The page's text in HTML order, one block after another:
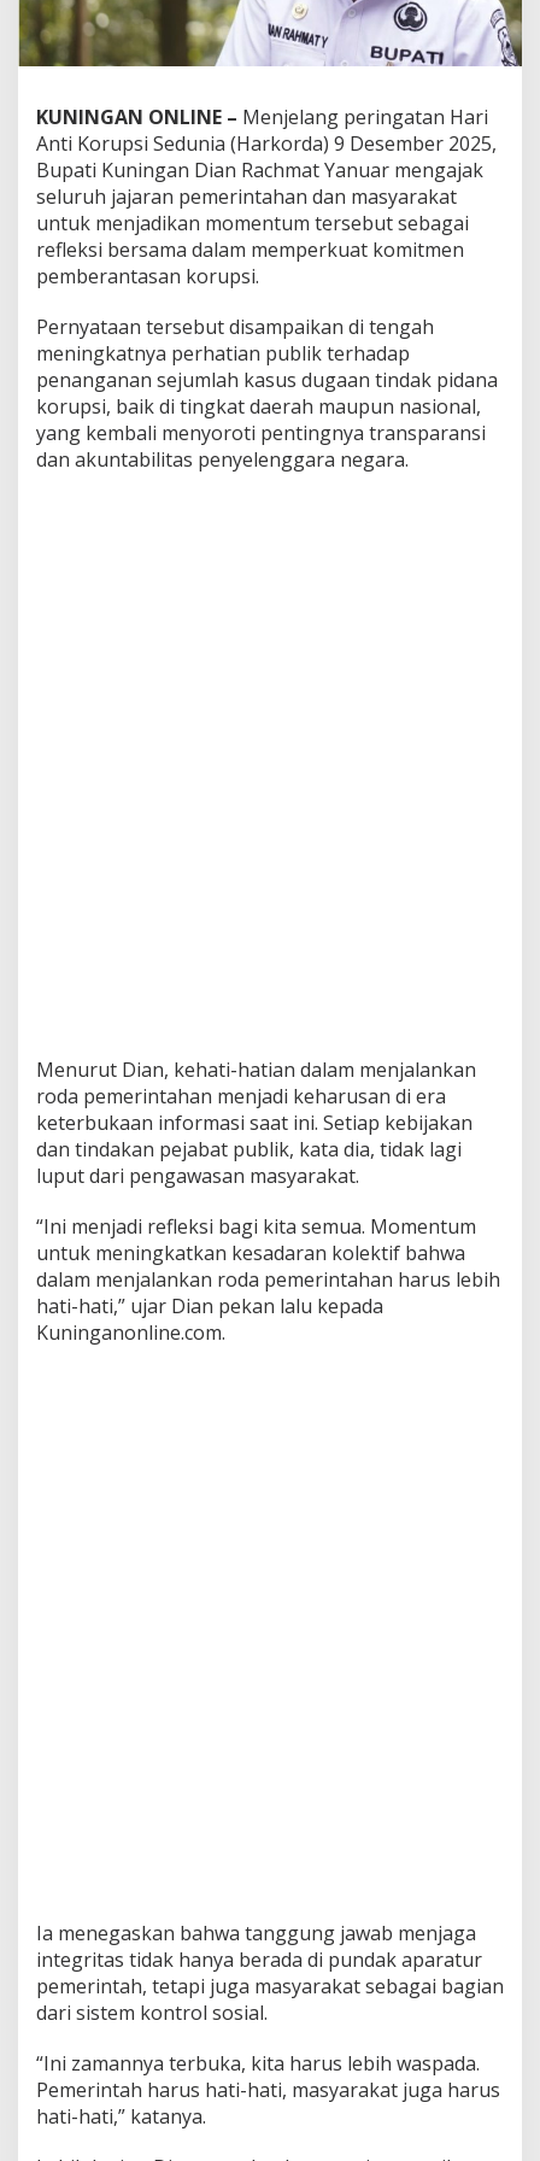
KUNINGAN ONLINE – Menjelang peringatan Hari
Anti Korupsi Sedunia (Harkorda) 9 Desember 2025,
Bupati Kuningan Dian Rachmat Yanuar mengajak
seluruh jajaran pemerintahan dan masyarakat
untuk menjadikan momentum tersebut sebagai
refleksi bersama dalam memperkuat komitmen
pemberantasan korupsi.
Pernyataan tersebut disampaikan di tengah
meningkatnya perhatian publik terhadap
penanganan sejumlah kasus dugaan tindak pidana
korupsi, baik di tingkat daerah maupun nasional,
yang kembali menyoroti pentingnya transparansi
dan akuntabilitas penyelenggara negara.
Menurut Dian, kehati-hatian dalam menjalankan
roda pemerintahan menjadi keharusan di era
keterbukaan informasi saat ini. Setiap kebijakan
dan tindakan pejabat publik, kata dia, tidak lagi
luput dari pengawasan masyarakat.
“Ini menjadi refleksi bagi kita semua. Momentum
untuk meningkatkan kesadaran kolektif bahwa
dalam menjalankan roda pemerintahan harus lebih
hati-hati,” ujar Dian pekan lalu kepada
Kuninganonline.com.
Ia menegaskan bahwa tanggung jawab menjaga
integritas tidak hanya berada di pundak aparatur
pemerintah, tetapi juga masyarakat sebagai bagian
dari sistem kontrol sosial.
“Ini zamannya terbuka, kita harus lebih waspada.
Pemerintah harus hati-hati, masyarakat juga harus
hati-hati,” katanya.